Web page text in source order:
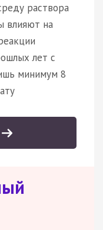
раствора
влияют на
лет с
минимум 8